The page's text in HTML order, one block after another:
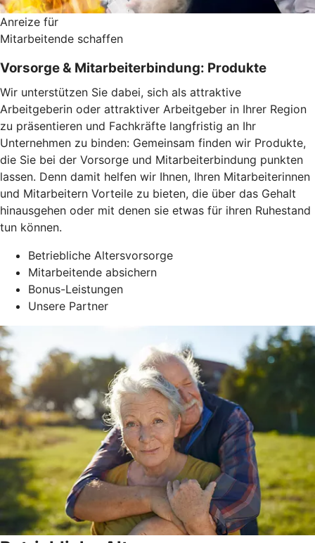
Anreize für
Mitarbeitende schaffen
Vorsorge & Mitarbeiterbindung: Produkte
Wir unterstützen Sie dabei, sich als attraktive
Arbeitgeberin oder attraktiver Arbeitgeber in Ihrer Region
zu präsentieren und Fachkräfte langfristig an Ihr
Unternehmen zu binden: Gemeinsam finden wir Produkte,
die Sie bei der Vorsorge und Mitarbeiterbindung punkten
lassen. Denn damit helfen wir Ihnen, Ihren Mitarbeiterinnen
und Mitarbeitern Vorteile zu bieten, die über das Gehalt
hinausgehen oder mit denen sie etwas für ihren Ruhestand
tun können.
Betriebliche Altersvorsorge
Mitarbeitende absichern
Bonus-Leistungen
Unsere Partner